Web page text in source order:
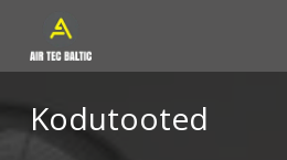
k
i
t Kodutooted